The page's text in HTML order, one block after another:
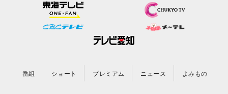
番組 ショート プレミアム ニュース よみもの